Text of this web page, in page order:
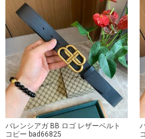
バレンシアガ BB ロゴ レザーベルト
コピー bad66825